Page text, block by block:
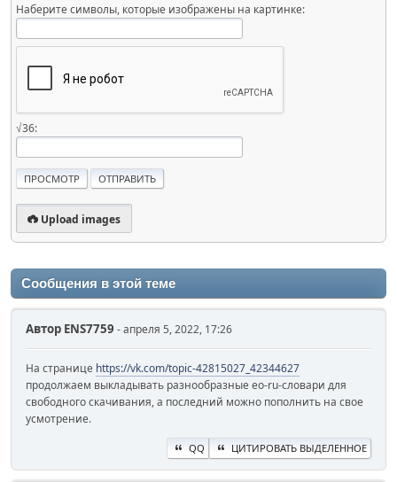
Наберите символы, которые изображены на картинке:
√36:
Upload images
Сообщения в этой теме
Автор ENS7759 - апреля 5, 2022, 17:26
На странице https://vk.com/topic-42815027_42344627
продолжаем выкладывать разнообразные eo-ru-словари для
свободного скачивания, а последний можно пополнить на свое
усмотрение.
QQ ЦИТИРОВАТЬ ВЫДЕЛЕННОЕ